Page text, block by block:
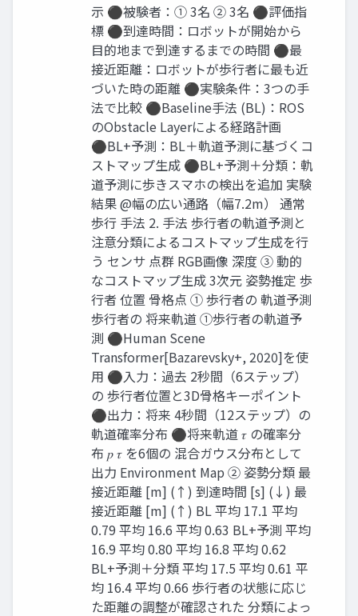
示 ⚫被験者：① 3名 ② 3名 ⚫評価指
標 ⚫到達時間：ロボットが開始から
目的地まで到達するまでの時間 ⚫最
接近距離：ロボットが歩行者に最も近
づいた時の距離 ⚫実験条件：3つの手
法で比較 ⚫Baseline手法 (BL)：ROS
のObstacle Layerによる経路計画
⚫BL+予測：BL＋軌道予測に基づくコ
ストマップ生成 ⚫BL+予測＋分類：軌
道予測に歩きスマホの検出を追加 実験
結果 @幅の広い通路（幅7.2m） 通常
歩行 手法 2. 手法 歩行者の軌道予測と
注意分類によるコストマップ生成を行
う センサ 点群 RGB画像 深度 ③ 動的
なコストマップ生成 3次元 姿勢推定 歩
行者 位置 骨格点 ① 歩行者の 軌道予測
歩行者の 将来軌道 ①歩行者の軌道予
測 ⚫Human Scene
Transformer[Bazarevsky+, 2020]を使
用 ⚫入力：過去 2秒間（6ステップ）
の 歩行者位置と3D骨格キーポイント
⚫出力：将来 4秒間（12ステップ）の
軌道確率分布 ⚫将来軌道 𝜏 の確率分
布 𝑝 𝜏 を6個の 混合ガウス分布として
出力 Environment Map ② 姿勢分類 最
接近距離 [m] (↑) 到達時間 [s] (↓) 最
接近距離 [m] (↑) BL 平均 17.1 平均
0.79 平均 16.6 平均 0.63 BL+予測 平均
16.9 平均 0.80 平均 16.8 平均 0.62
BL+予測＋分類 平均 17.5 平均 0.61 平
均 16.4 平均 0.66 歩行者の状態に応じ
た距離の調整が確認された 分類によっ